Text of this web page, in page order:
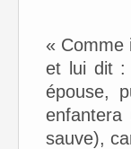
« Comme
et lui dit :
épouse,
enfantera
sauve),